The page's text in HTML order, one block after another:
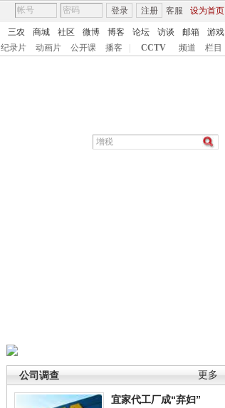
客服 设为首页
登录 注册
三农 商城 社区 微博 博客 论坛 访谈 邮箱
游戏
纪录片 动画片 公开课 播客 CCTV 频道 栏目
更多
公司调查
宜家代工厂成“弃妇”